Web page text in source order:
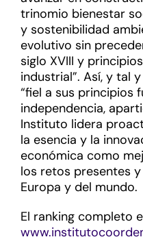
trinomio bienestar
y sostenibilidad
evolutivo sin
siglo XVIII y
industrial”. Así, y tal
“fiel a sus principios
independencia,
Instituto lidera
la esencia y la
económica como
los retos presentes
Europa y del mundo.
El ranking completo